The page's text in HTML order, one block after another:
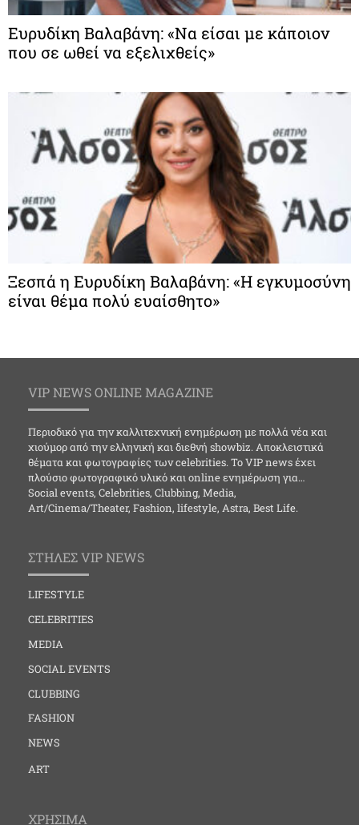
Ευρυδίκη Βαλαβάνη: «Να είσαι με κάποιον
που σε ωθεί να εξελιχθείς»
Ξεσπά η Ευρυδίκη Βαλαβάνη: «Η εγκυμοσύνη
είναι θέμα πολύ ευαίσθητο»
VIP NEWS ONLINE MAGAZINE
Περιοδικό για την καλλιτεχνική ενημέρωση με πολλά νέα και
χιούμορ από την ελληνική και διεθνή showbiz. Αποκλειστικά
θέματα και φωτογραφίες των celebrities. Το VIP news έχει
πλούσιο φωτογραφικό υλικό και online ενημέρωση για…
Social events, Celebrities, Clubbing, Media,
Art/Cinema/Theater, Fashion, lifestyle, Astra, Best Life.
ΣΤΗΛΕΣ VIP NEWS
LIFESTYLE
CELEBRITIES
MEDIA
SOCIAL EVENTS
CLUBBING
FASHION
NEWS
ART
ΧΡΗΣΙΜΑ